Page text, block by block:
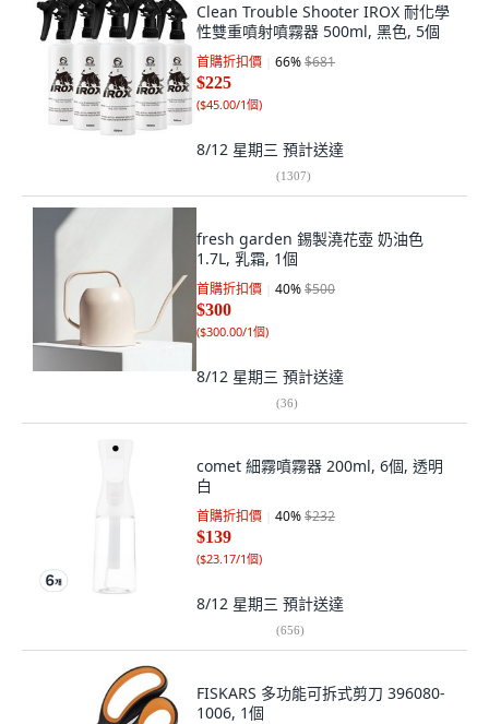
Clean Trouble Shooter IROX 耐化學
性雙重噴射噴霧器 500ml, 黑色, 5個
首購折扣價 66%$681
$225
($45.00/1個)
8/12 星期三 預計送達
(1307)
fresh garden 錫製澆花壺 奶油色
1.7L, 乳霜, 1個
首購折扣價 40%$500
$300
($300.00/1個)
8/12 星期三 預計送達
(36)
comet 細霧噴霧器 200ml, 6個, 透明
白
首購折扣價 40%$232
$139
($23.17/1個)
8/12 星期三 預計送達
(656)
FISKARS 多功能可拆式剪刀 396080-
1006, 1個